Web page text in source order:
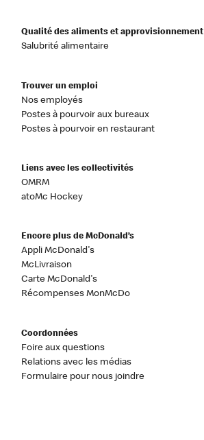
Qualité des aliments et approvisionnement
Salubrité alimentaire
Trouver un emploi
Nos employés
Postes à pourvoir aux bureaux
Postes à pourvoir en restaurant
Liens avec les collectivités
OMRM
atoMc Hockey
Encore plus de McDonald’s
Appli McDonald's
McLivraison
Carte McDonald's
Récompenses MonMcDo
Coordonnées
Foire aux questions
Relations avec les médias
Formulaire pour nous joindre